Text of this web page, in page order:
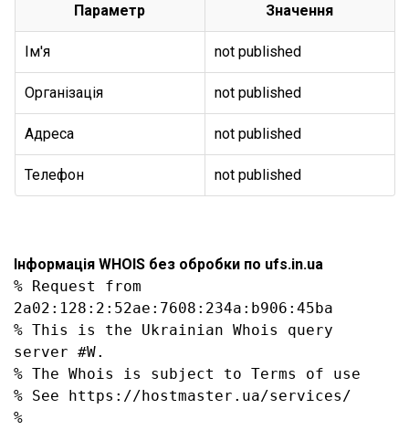
Параметр
Значення
Ім'я not published
Організація not published
Адреса not published
Телефон not published
Інформація WHOIS без обробки по ufs.in.ua
% Request from
2a02:128:2:52ae:7608:234a:b906:45ba
% This is the Ukrainian Whois query
server #W.
% The Whois is subject to Terms of use
% See https://hostmaster.ua/services/
%